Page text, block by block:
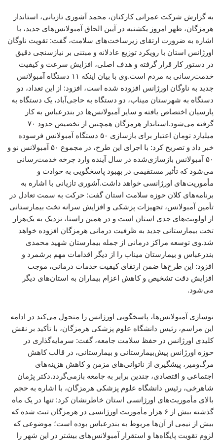
به گزارش شرکت عمرانی کارکنان، محمد آشوری تازیانی، استاندار
هرمزگان، ظهر امروز یکشنبه در آیین الحاق آمبولانس‌های جدید، با
اشاره به ضرورت ارتقای زیرساخت‌های سلامت، گفت: تقویت ناوگان
اورژانس استان با رویکرد توزیع عادلانه و مبتنی بر نیازسنجی دقیق
در دستور کار قرار گرفته و هدف اصلی، افزایش سرعت و کیفیت
خدمت‌رسانی به مردم است.وی با بیان اینکه ۱۱ دستگاه آمبولانس
جدید به ناوگان اورژانس افزوده شده است، افزود: از این تعداد، دو
دستگاه به شهرستان میناب، دو دستگاه به حاجی‌آباد، یک دستگاه به
پارسیان اختصاص یافته و سایر آمبولانس‌ها در بندرعباس به کار
گرفته می‌شود.استاندار هرمزگان همچنین از تخصیص حدود ۷۰
میلیارد تومان اعتبار برای بازسازی ۵۰ دستگاه آمبولانس فرسوده
خبر داد و تصریح کرد: با اجرای این طرح، در مجموع ۵۰ آمبولانس نو و
۵۰ آمبولانس بازسازی‌شده در سال آینده وارد چرخه خدمت‌رسانی
می‌شود که تأثیر مستقیمی در بهبود پاسخگویی به حوادث و
مأموریت‌های اورژانسی خواهد داشت.آشوری تازیانی با اشاره به
برنامه‌های کلان حوزه سلامت استان گفت: حرکت به سمت تعادل در
تأمین آمبولانس، تجهیزات پزشکی و افزایش سرانه تخت بیمارستانی
از اولویت‌های جدی استان است و در همین راستا، نزدیک به یک‌هزار
تخت بیمارستانی جدید به ظرفیت درمانی هرمزگان افزوده خواهد
شد.وی توسعه مراکز درمانی از جمله بیمارستان شهید محمدی
بندرعباس و بیمارستان میناب را از دیگر اقدامات مهم برشمرد و
افزود: این طرح‌ها ضمن ارتقای کیفیت خدمات درمانی، موجب
افزایش دقت تشخیص و کاهش اعزام بیماران به استان‌های دیگر
می‌شود.
نوسازی آمبولانس‌ها، پاسخگویی اورژانس را متحول می‌کند در ادامه
این مراسم، رئیس دانشگاه علوم پزشکی هرمزگان، با تأکید بر نقش
کلیدی اورژانس در حفظ سلامت جامعه، گفت: سرمایه‌گذاری در
حوزه اورژانس پیش‌بیمارستانی و بیمارستانی، در قالب کاهش
مرگ‌ومیر، پیشگیری از ناتوانی‌های مزمن و کاهش هزینه‌های
اجتماعی و اقتصادی، چندین برابر به جامعه بازمی‌گردد.دکتر پژمان
شاهرخی، رئیس دانشگاه علوم پزشکی هرمزگان، با اشاره به حجم
بالای مأموریت‌های اورژانسی استان خاطرنشان کرد: تنها در یک ماه
گذشته بیش از ۶ هزار مأموریت اورژانسی در هرمزگان ثبت شده که
بیش از نیمی از آن‌ها مربوط به بندرعباس بوده است؛ موضوعی که
لزوم تقویت پایگاه‌ها و استقرار آمبولانس‌های بیشتر در این شهر را